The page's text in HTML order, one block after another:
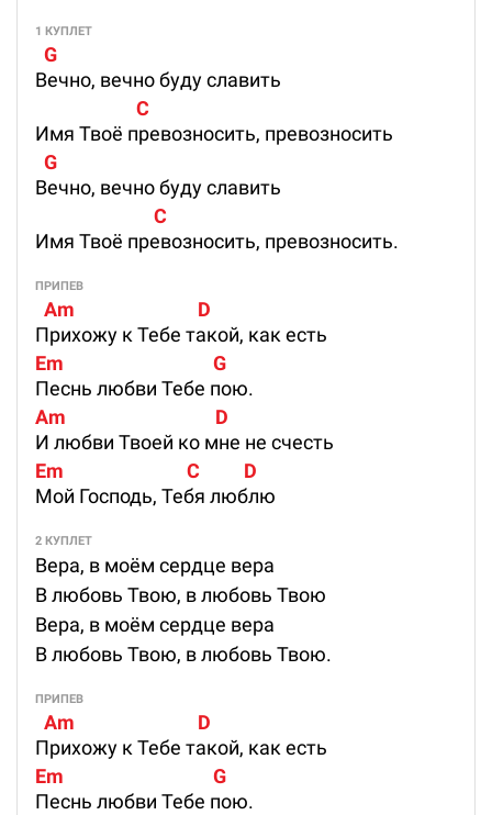
1 КУПЛЕТ
  G
Вечно, вечно буду славить
                       C
Имя Твоё превозносить, превозносить
  G
Вечно, вечно буду славить
                           C
Имя Твоё превозносить, превозносить.
ПРИПЕВ
  Am                            D
Прихожу к Тебе такой, как есть
Em                                  G
Песнь любви Тебе пою.
Am                                  D
И любви Твоей ко мне не счесть
Em                            C          D
Мой Господь, Тебя люблю
2 КУПЛЕТ
Вера, в моём сердце вера
В любовь Твою, в любовь Твою
Вера, в моём сердце вера
В любовь Твою, в любовь Твою.
ПРИПЕВ
  Am                            D
Прихожу к Тебе такой, как есть
Em                                  G
Песнь любви Тебе пою.